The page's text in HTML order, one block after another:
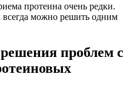
протеина очень редки.
можно решить одним
проблем с